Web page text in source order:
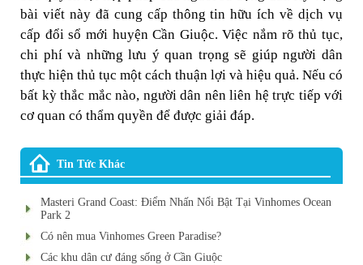
bài viết này đã cung cấp thông tin hữu ích về dịch vụ
cấp đổi sổ mới huyện Cần Giuộc. Việc nắm rõ thủ tục,
chi phí và những lưu ý quan trọng sẽ giúp người dân
thực hiện thủ tục một cách thuận lợi và hiệu quả. Nếu có
bất kỳ thắc mắc nào, người dân nên liên hệ trực tiếp với
cơ quan có thẩm quyền để được giải đáp.
Tin Tức Khác
Masteri Grand Coast: Điểm Nhấn Nổi Bật Tại Vinhomes Ocean
Park 2
Có nên mua Vinhomes Green Paradise?
Các khu dân cư đáng sống ở Cần Giuộc